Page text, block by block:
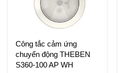
Công tắc cảm ứng
chuyển động THEBEN
S360-100 AP WH